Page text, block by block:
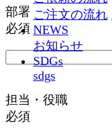
ご注文の流れ
NEWS
お知らせ
SDGs
sdgs
部署
必須
担当・役職
必須